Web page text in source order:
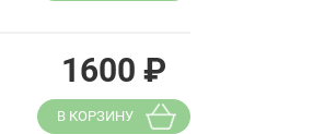
1600 ₽
В КОРЗИНУ